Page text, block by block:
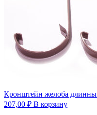
Кронштейн желоба
207,00 ₽ В корзину